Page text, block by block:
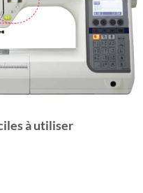
à utiliser